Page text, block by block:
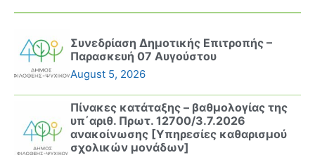
Συνεδρίαση Δημοτικής Επιτροπής –
Παρασκευή 07 Αυγούστου
August 5, 2026
Πίνακες κατάταξης – βαθμολογίας της
υπ΄αριθ. Πρωτ. 12700/3.7.2026
ανακοίνωσης [Υπηρεσίες καθαρισμού
σχολικών μονάδων]